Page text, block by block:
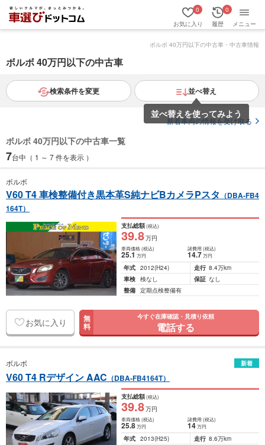
お気に入り
0
履歴
0
メニュー
ボルボ 40万円以下の中古車・中古車情報
ボルボ 40万円以下の中古車
検索条件を変更 並べ替え
並べ替えを使ってみよう
新着車両の情報を受け取る
ボルボ 40万円以下の中古車一覧
7台中（ 1 ～ 7 件を表示 ）
ボルボ
V60 T4 車検整備付き黒本革S純ナビBカメラPスタ （DBA-FB4
164T）
支払総額(税込)
39.8万円
車両価格(税込)
25.1万円
諸費用 (税込)
14.7 万円
年式 2012(H24) 走行 8.4万km
車検 検なし 保証 なし
整備 定期点検整備有
お気に入り 無
料
今すぐ在庫確認・見積り依頼
電話する
ボルボ 新着
V60 T4 Rデザイン AAC （DBA-FB4164T）
支払総額(税込)
39.8万円
車両価格(税込)
25.8万円
諸費用 (税込)
14 万円
年式 2013(H25) 走行 8.6万km